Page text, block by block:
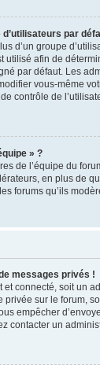
d’utilisateurs par
d’un groupe
utilisé afin de
par défaut. Les
vous-même
contrôle de
» ?
de l’équipe du
en plus de
forums qu’ils
messages privés !
et connecté, soit un
privée sur le forum,
empêcher
contacter un